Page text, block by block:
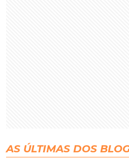
AS ÚLTIMAS DOS